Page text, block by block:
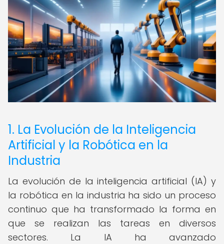
1. La Evolución de la Inteligencia
Artificial y la Robótica en la
Industria
La evolución de la inteligencia artificial (IA) y
la robótica en la industria ha sido un proceso
continuo que ha transformado la forma en
que se realizan las tareas en diversos
sectores. La IA ha avanzado